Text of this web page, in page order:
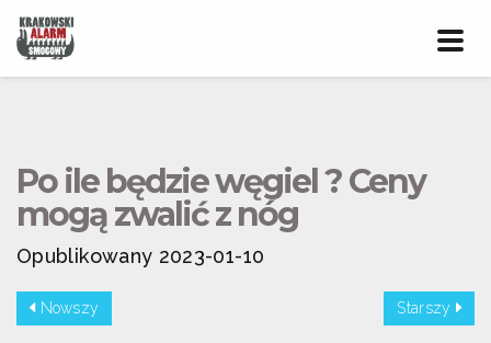
Po ile będzie węgiel ? Ceny
mogą zwalić z nóg
Opublikowany 2023-01-10
Nowszy Starszy